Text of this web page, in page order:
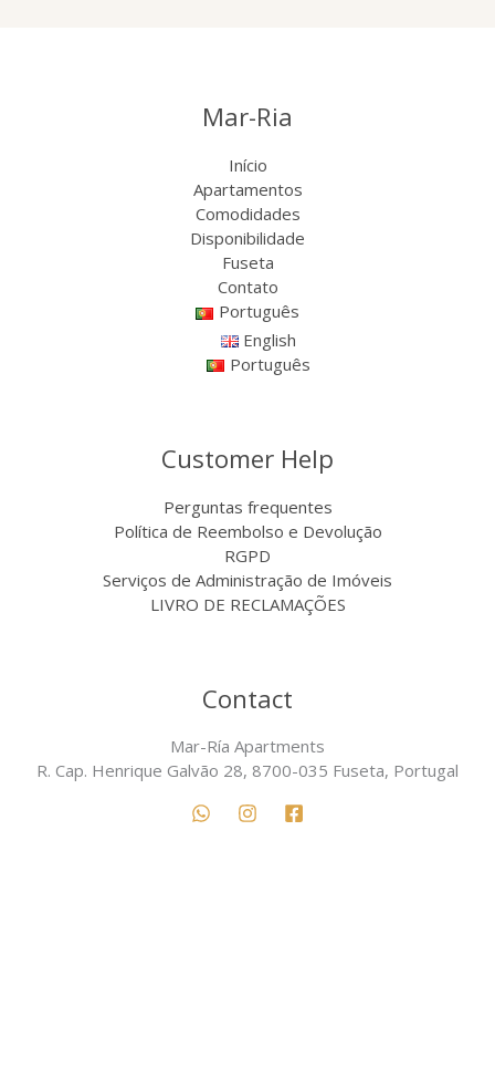
Mar-Ria
Início
Apartamentos
Comodidades
Disponibilidade
Fuseta
Contato
Português
English
Português
Customer Help
Perguntas frequentes
Política de Reembolso e Devolução
RGPD
Serviços de Administração de Imóveis
LIVRO DE RECLAMAÇÕES
Contact
Mar-Ría Apartments
R. Cap. Henrique Galvão 28, 8700-035 Fuseta, Portugal